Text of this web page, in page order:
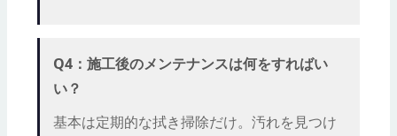
Q4：施工後のメンテナンスは何をすればい
い？
基本は定期的な拭き掃除だけ。汚れを見つけ